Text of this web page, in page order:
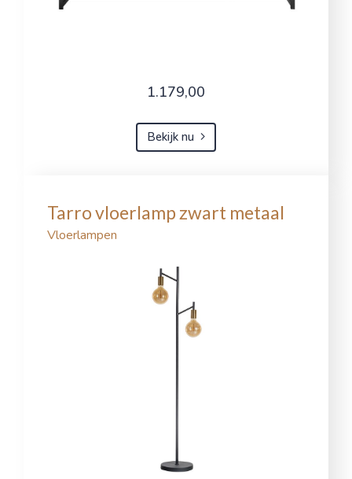
1.179,00
Bekijk nu
Tarro vloerlamp zwart metaal
Vloerlampen